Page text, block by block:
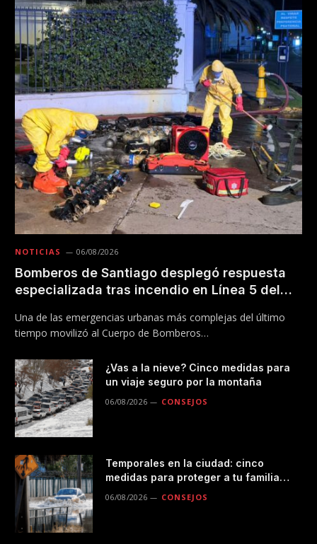
NOTICIAS 06/08/2026
Bomberos de Santiago desplegó respuesta
especializada tras incendio en Línea 5 del
Una de las emergencias urbanas más complejas del último
tiempo movilizó al Cuerpo de Bomberos…
¿Vas a la nieve? Cinco medidas para
un viaje seguro por la montaña
06/08/2026 CONSEJOS
Temporales en la ciudad: cinco
medidas para proteger a tu familia
06/08/2026 CONSEJOS